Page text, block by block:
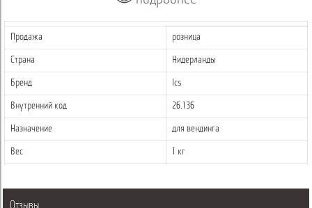
Способ приготовления и качество продукта рассчитано на
все модели автоматов.
Приготовленный за считанные минуты напиток взбодрит и
подарит отличное настроение в течении дня!
Продажа розница
Страна Нидерланды
Бренд Ics
Внутренний код 26.136
Назначение для вендинга
Вес 1 кг